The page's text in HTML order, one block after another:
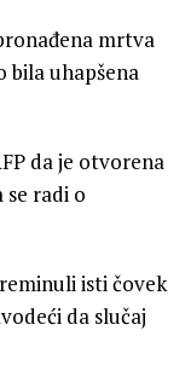
mrtva
bila uhapšena
da je otvorena
radi o
isti čovek
da slučaj